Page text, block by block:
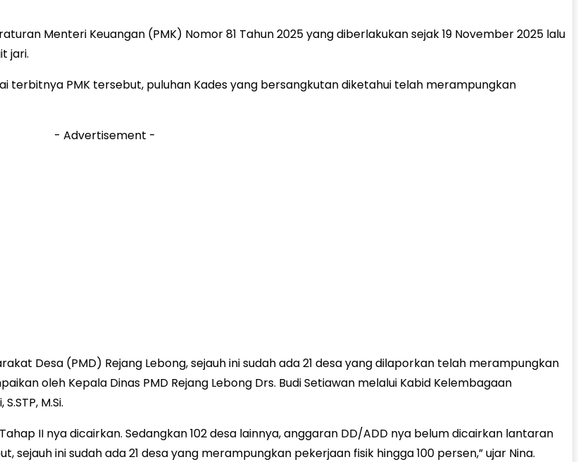
Menteri Keuangan (PMK) Nomor 81 Tahun 2025 yang diberlakukan sejak 19 November 2025 lalu
jari.
terbitnya PMK tersebut, puluhan Kades yang bersangkutan diketahui telah merampungkan
- Advertisement -
Desa (PMD) Rejang Lebong, sejauh ini sudah ada 21 desa yang dilaporkan telah merampungkan
oleh Kepala Dinas PMD Rejang Lebong Drs. Budi Setiawan melalui Kabid Kelembagaan
M.Si.
II nya dicairkan. Sedangkan 102 desa lainnya, anggaran DD/ADD nya belum dicairkan lantaran
ini sudah ada 21 desa yang merampungkan pekerjaan fisik hingga 100 persen,” ujar Nina.